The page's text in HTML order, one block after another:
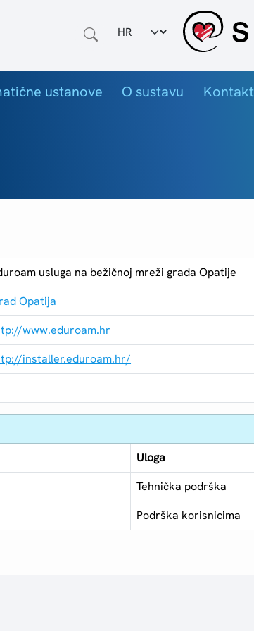
Odabir jezika
ustanove O sustavu Kontakt
usluga na bežičnoj mreži grada Opatije
Opatija
www.eduroam.hr
installer.eduroam.hr/
Uloga
Tehnička podrška
Podrška korisnicima